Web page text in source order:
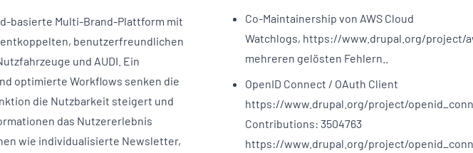
basierte Multi-Brand-Plattform mit
benutzerfreundlichen
und AUDI. Ein
optimierte Workflows senken die
die Nutzbarkeit steigert und
das Nutzererlebnis
wie individualisierte Newsletter,
Co-Maintainership von AWS Cloud
Watchlogs, https://www.drupal.org/project/
mehreren gelösten Fehlern..
OpenID Connect / OAuth Client
https://www.drupal.org/project/
Contributions: 3504763
https://www.drupal.org/project/